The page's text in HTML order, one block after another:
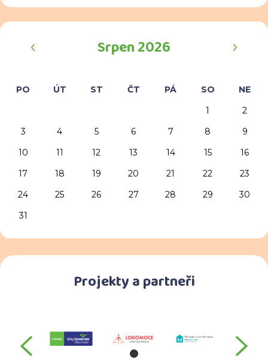
Srpen 2026
PO ÚT ST ČT PÁ SO
NE
1
2
3
4 5 6 7 8
9
10
11 12 13 14 15
16
17
18 19 20 21 22
23
24
25 26 27 28 29
30
31
Projekty a partneři
předchozí